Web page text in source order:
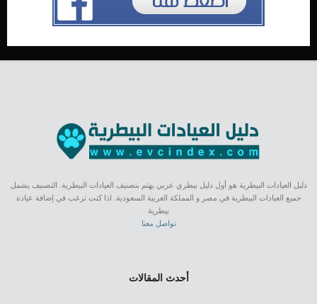
دليل العيادات البيطرية هو أول دليل بيطري عربي يهتم بتصنيف العيادات البيطرية. التصنيف يشمل
جميع العيادات البيطرية في مصر و المملكة العربية السعودية. اذا كنت ترغب في إضافة عيادة
بيطرية
تواصل معنا
أحدث المقالات